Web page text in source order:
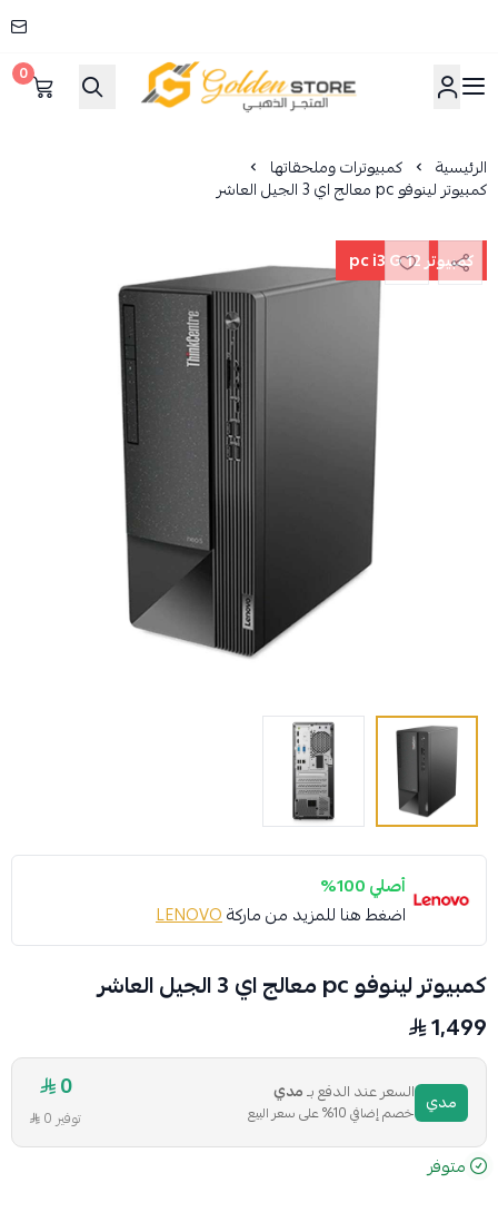
المتجر الذهبي
0
الرئيسية كمبيوترات وملحقاتها
كمبيوتر لينوفو pc معالج اي 3 الجيل العاشر
كمبيوتر pc i3 G 12
أصلي 100%
اضغط هنا للمزيد من ماركةLENOVO
كمبيوتر لينوفو pc معالج اي 3 الجيل العاشر
1,499
مدي السعر عند الدفع بـمدي
خصم إضافي 10% على سعر البيع
0
توفير 0
متوفر